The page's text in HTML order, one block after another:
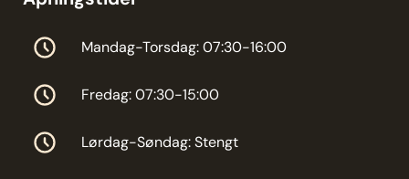
Mandag-Torsdag: 07:30-16:00
Fredag: 07:30-15:00
Lørdag-Søndag: Stengt